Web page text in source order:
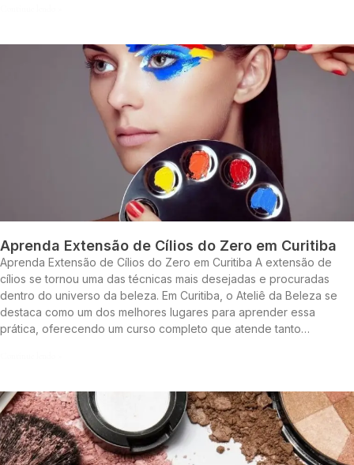
Aprenda Extensão de Cílios do Zero em Curitiba
Aprenda Extensão de Cílios do Zero em Curitiba A extensão de
cílios se tornou uma das técnicas mais desejadas e procuradas
dentro do universo da beleza. Em Curitiba, o Ateliê da Beleza se
destaca como um dos melhores lugares para aprender essa
prática, oferecendo um curso completo que atende tanto…